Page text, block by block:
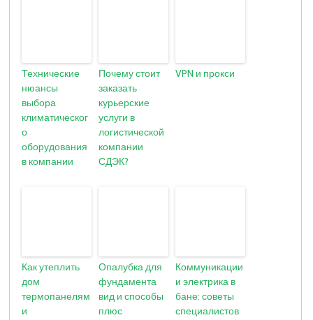
Технические
нюансы
выбора
климатическог
о
оборудования
в компании
Почему стоит
заказать
курьерские
услуги в
логистической
компании
СДЭК?
VPN и прокси
Как утеплить
дом
термопанелям
и
Опалубка для
фундамента
вид и способы
плюс
Коммуникации
и электрика в
бане: советы
специалистов